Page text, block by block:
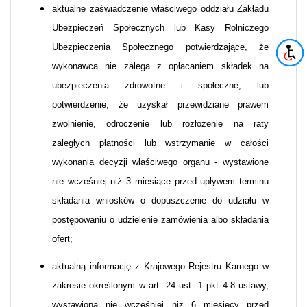
aktualne zaświadczenie właściwego oddziału Zakładu
Ubezpieczeń Społecznych lub Kasy Rolniczego
Ubezpieczenia Społecznego potwierdzające, że
wykonawca nie zalega z opłacaniem składek na
ubezpieczenia zdrowotne i społeczne, lub
potwierdzenie, że uzyskał przewidziane prawem
zwolnienie, odroczenie lub rozłożenie na raty
zaległych płatności lub wstrzymanie w całości
wykonania decyzji właściwego organu - wystawione
nie wcześniej niż 3 miesiące przed upływem terminu
składania wniosków o dopuszczenie do udziału w
postępowaniu o udzielenie zamówienia albo składania
ofert;
aktualną informację z Krajowego Rejestru Karnego w
zakresie określonym w art. 24 ust. 1 pkt 4-8 ustawy,
wystawioną nie wcześniej niż 6 miesięcy przed